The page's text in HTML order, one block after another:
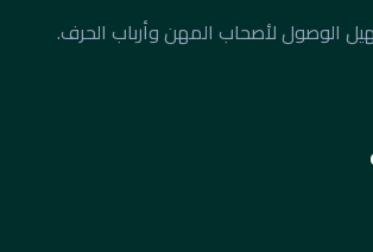
الوصول لأصحاب المهن وأرباب الحرف.